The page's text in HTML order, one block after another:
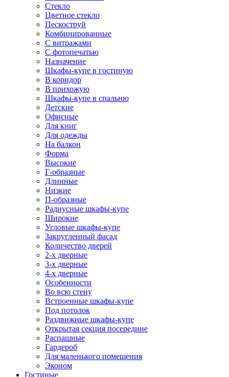
Стекло
Цветное стекло
Пескоструй
Комбинированные
С витражами
С фотопечатью
Назначение
Шкафы-купе в гостиную
В коридор
В прихожую
Шкафы-купе в спальню
Детские
Офисные
Для книг
Для одежды
На балкон
Форма
Высокие
Г-образные
Длинные
Низкие
П-образные
Радиусные шкафы-купе
Широкие
Угловые шкафы-купе
Закругленный фасад
Количество дверей
2-х дверные
3-х дверные
4-х дверные
Особенности
Во всю стену
Встроенные шкафы-купе
Под потолок
Раздвижные шкафы-купе
Открытая секция посередине
Распашные
Гардероб
Для маленького помещения
Эконом
Гостиные